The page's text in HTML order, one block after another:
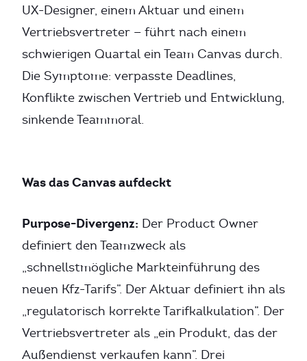
UX-Designer, einem Aktuar und einem
Vertriebsvertreter — führt nach einem
schwierigen Quartal ein Team Canvas durch.
Die Symptome: verpasste Deadlines,
Konflikte zwischen Vertrieb und Entwicklung,
sinkende Teammoral.
Was das Canvas aufdeckt
Purpose-Divergenz: Der Product Owner
definiert den Teamzweck als
„schnellstmögliche Markteinführung des
neuen Kfz-Tarifs”. Der Aktuar definiert ihn als
„regulatorisch korrekte Tarifkalkulation”. Der
Vertriebsvertreter als „ein Produkt, das der
Außendienst verkaufen kann”. Drei